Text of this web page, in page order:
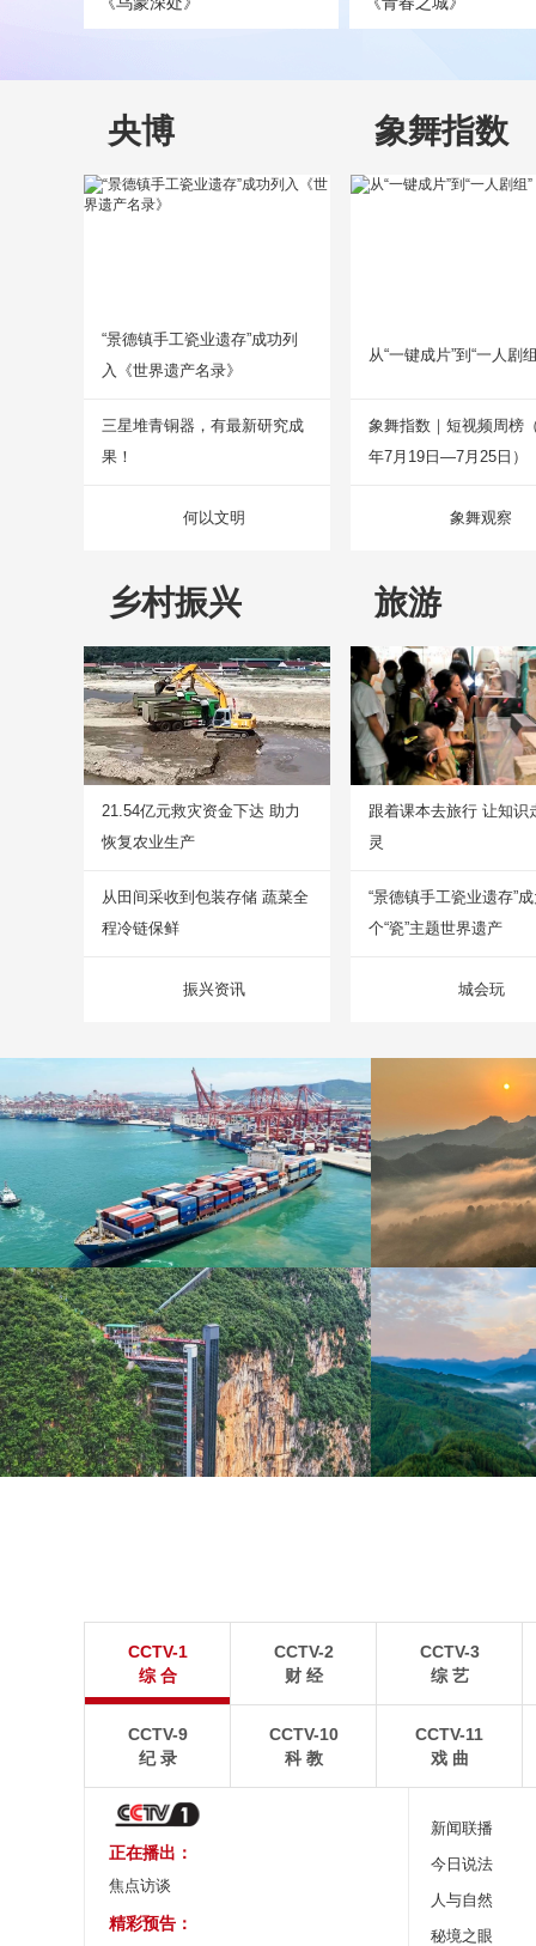
央博
“景德镇手工瓷业遗存”成功列
入《世界遗产名录》
三星堆青铜器，有最新研究成
果！
何以文明
象舞指数
从“一键成片”到“一人剧
象舞指数｜短视频周榜
年7月19日—7月25日）
象舞观察
乡村振兴
21.54亿元救灾资金下达 助力
恢复农业生产
从田间采收到包装存储 蔬菜全
程冷链保鲜
振兴资讯
旅游
跟着课本去旅行 让知识
灵
“景德镇手工瓷业遗存”
个“瓷”主题世界遗产
城会玩
青岛港今年新辟16条国际航线
8月5日，“科伦坡”轮缓缓驶离山东港口青岛港前湾联
河北承德：金山
8月6日，河北承德，
二号悬崖电梯“扶摇梯”近日正式投运，将山乡学子单
程3个多小时的求学路缩减至30分钟。
瓦屋山雄浑平顶与峨
CCTV-1
综 合
CCTV-2
财 经
CCTV-3
综 艺
CCTV-9
纪 录
CCTV-10
科 教
CCTV-11
戏 曲
正在播出：
焦点访谈
精彩预告：
新闻联播
今日说法
人与自然
秘境之眼